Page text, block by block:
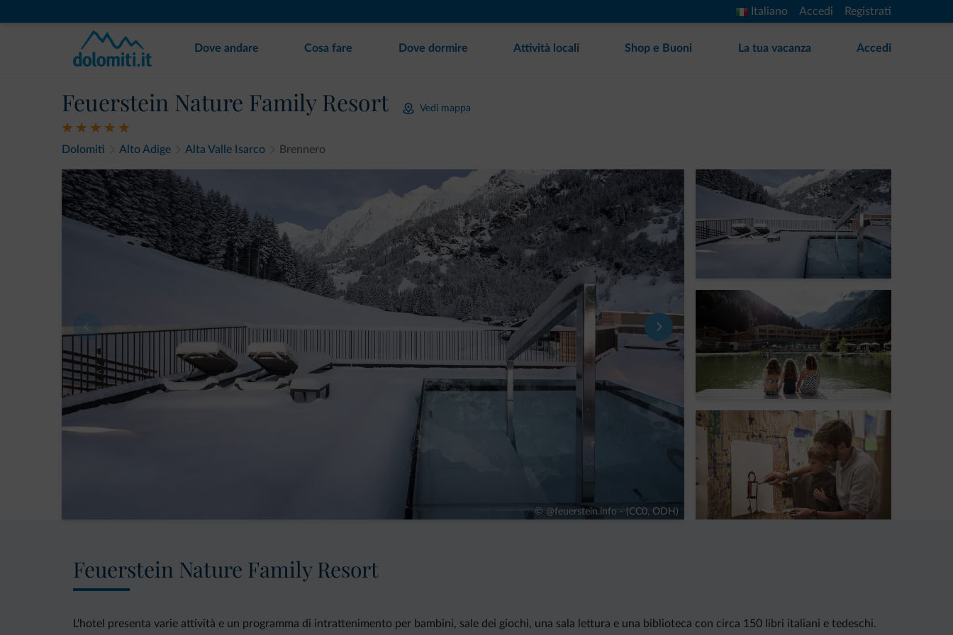
Italiano Accedi Registrati
Dove andare Cosa fare Dove dormire Attività locali Shop e Buoni La tua vacanza Accedi
Feuerstein Nature Family Resort Vedi mappa
Dolomiti Alto Adige Alta Valle Isarco Brennero
© @feuerstein.info - (CC0, ODH)
Feuerstein Nature Family Resort
L'hotel presenta varie attività e un programma di intrattenimento per bambini, sale dei giochi, una sala lettura e una biblioteca con circa 150 libri italiani e tedeschi.